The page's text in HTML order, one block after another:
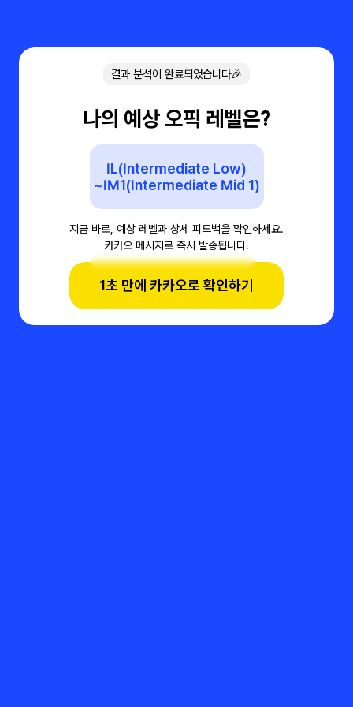
결과 분석이 완료되었습니다🎉
나의 예상 오픽 레벨은?
IL(Intermediate Low)
~IM1(Intermediate Mid 1)
지금 바로, 예상 레벨과 상세 피드백을 확인하세요.
카카오 메시지로 즉시 발송됩니다.
1초 만에 카카오로 확인하기